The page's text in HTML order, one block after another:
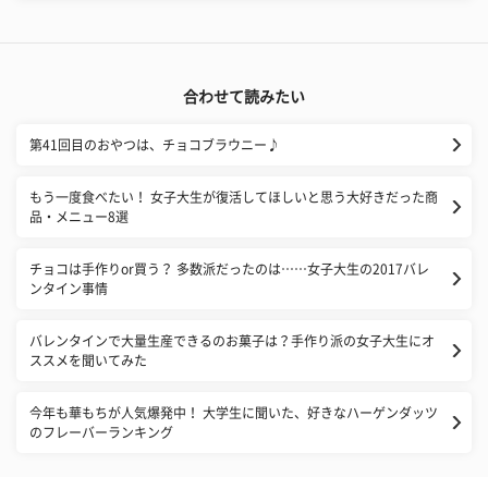
合わせて読みたい
第41回目のおやつは、チョコブラウニー♪
もう一度食べたい！ 女子大生が復活してほしいと思う大好きだった商
品・メニュー8選
チョコは手作りor買う？ 多数派だったのは……女子大生の2017バレ
ンタイン事情
バレンタインで大量生産できるのお菓子は？手作り派の女子大生にオ
ススメを聞いてみた
今年も華もちが人気爆発中！ 大学生に聞いた、好きなハーゲンダッツ
のフレーバーランキング